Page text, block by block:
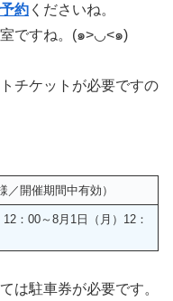
約 くださいね。
ですね。(๑>◡<๑)
チケットが必要ですの
／開催期間中有効）
：00～8月1日（月）12：
は駐車券が必要です。